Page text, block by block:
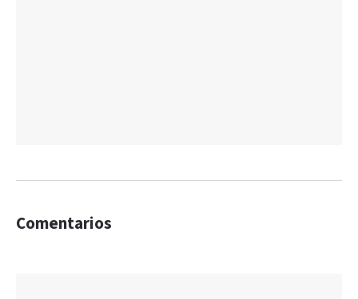
Comentarios